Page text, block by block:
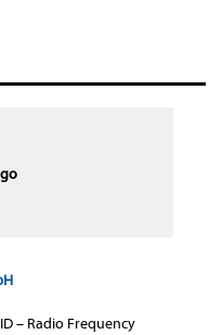
– Radio Frequency